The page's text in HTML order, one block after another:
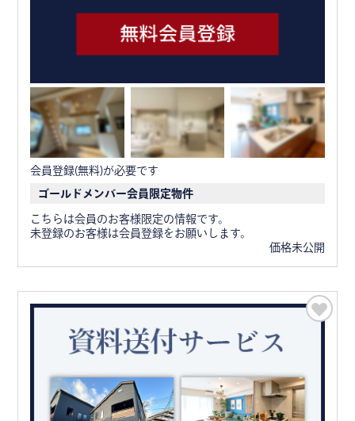
会員登録(無料)が必要です
ゴールドメンバー会員限定物件
こちらは会員のお客様限定の情報です。
未登録のお客様は会員登録をお願いします。
価格未公開